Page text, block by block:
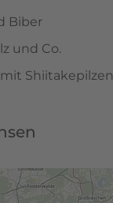
Biber
und Co.
Shiitakepilzen